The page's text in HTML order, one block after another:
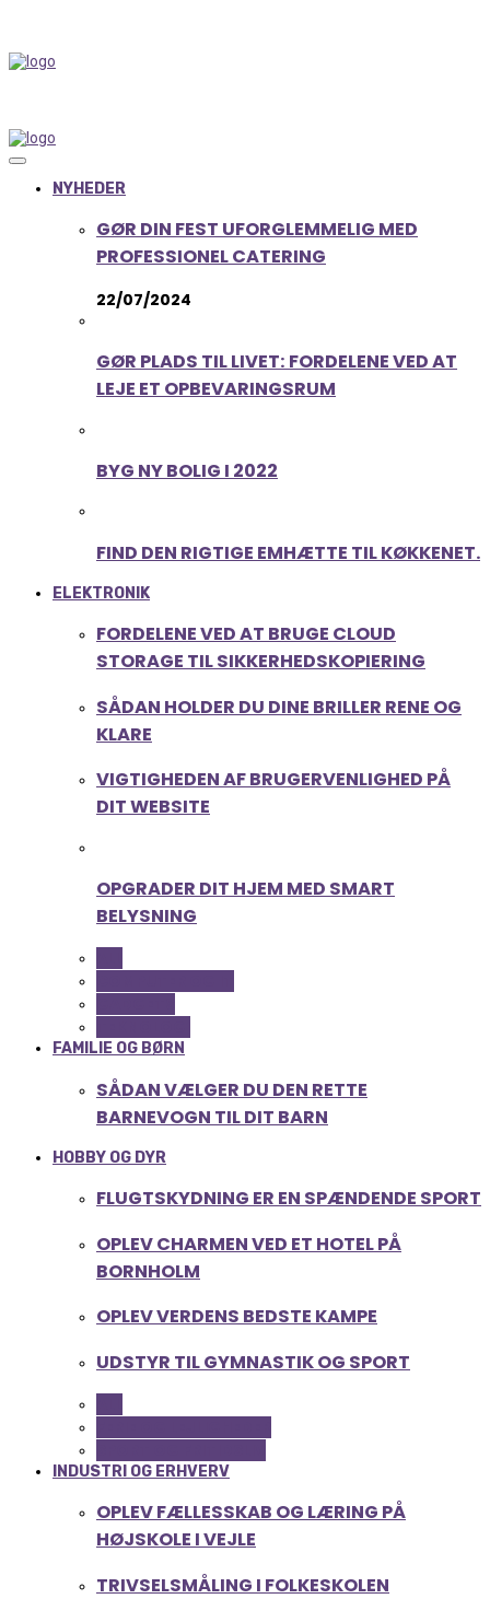
NYHEDER
GØR DIN FEST UFORGLEMMELIG MED
PROFESSIONEL CATERING
22/07/2024
GØR PLADS TIL LIVET: FORDELENE VED AT
LEJE ET OPBEVARINGSRUM
BYG NY BOLIG I 2022
FIND DEN RIGTIGE EMHÆTTE TIL KØKKENET.
ELEKTRONIK
FORDELENE VED AT BRUGE CLOUD
STORAGE TIL SIKKERHEDSKOPIERING
SÅDAN HOLDER DU DINE BRILLER RENE OG
KLARE
VIGTIGHEDEN AF BRUGERVENLIGHED PÅ
DIT WEBSITE
OPGRADER DIT HJEM MED SMART
BELYSNING
FAMILIE OG BØRN
SÅDAN VÆLGER DU DEN RETTE
BARNEVOGN TIL DIT BARN
HOBBY OG DYR
FLUGTSKYDNING ER EN SPÆNDENDE SPORT
OPLEV CHARMEN VED ET HOTEL PÅ
BORNHOLM
OPLEV VERDENS BEDSTE KAMPE
UDSTYR TIL GYMNASTIK OG SPORT
INDUSTRI OG ERHVERV
OPLEV FÆLLESSKAB OG LÆRING PÅ
HØJSKOLE I VEJLE
TRIVSELSMÅLING I FOLKESKOLEN